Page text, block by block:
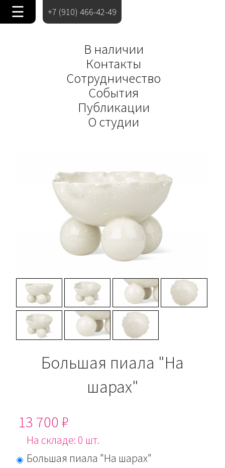
☰ +7 (910) 466-42-49
В наличии
Контакты
Сотрудничество
События
Публикации
О студии
Большая пиала "На
шарах"
13 700 ₽
На складе: 0 шт.
Большая пиала "На шарах"